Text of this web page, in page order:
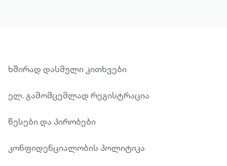
ხშირად დასმული კითხვები
ელ. გამომცემლად რეგისტრაცია
წესები და პირობები
კონფიდენციალობის პოლიტიკა